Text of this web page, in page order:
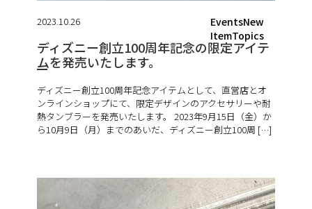
EventsNew
ItemTopics
2023.10.26
ディズニー創立100周年記念の限定アイテ
ムを発売いたします。
ディズニー創立100周年記念アイテムとして、直営店とオ
ンラインショップにて、限定デザインのアクセサリーや耐
熱タンブラーを発売いたします。 2023年9月15日（金）か
ら10月9日（月）までのあいだ、ディズニー創立100周 […]